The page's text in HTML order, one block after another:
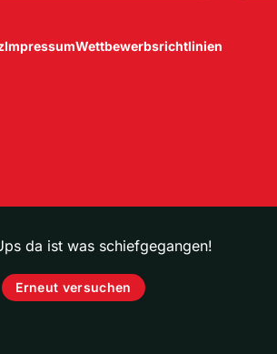
ImpressumWettbewerbsrichtlinien
da ist was schiefgegangen!
Erneut versuchen